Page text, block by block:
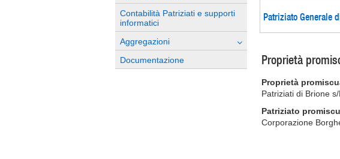
Contabilità Patriziati e supporti
informatici
Aggregazioni
Documentazione
Patriziato Generale
Proprietà
Proprietà
Patriziati di Brione
Patriziato
Corporazione